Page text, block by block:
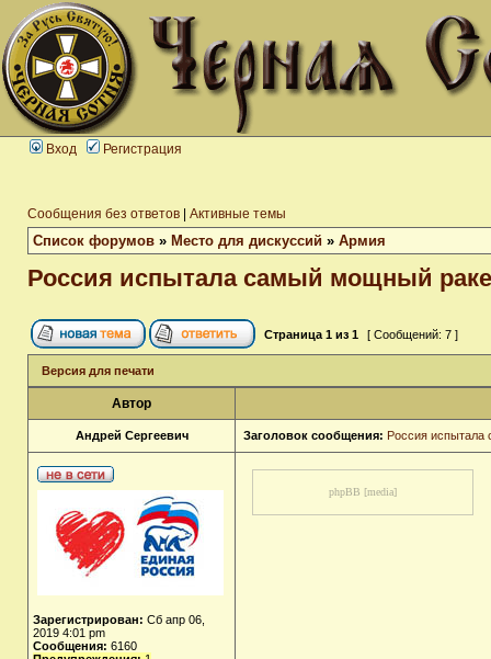
Вход Регистрация
Сообщения без ответов Активные темы
Список форумов » Место для дискуссий » Армия
Россия испытала самый мощный
Страница 1 из 1 [ Сообщений: 7 ]
Версия для печати
Автор
Андрей Сергеевич Заголовок сообщения: Россия
Зарегистрирован: Сб апр 06,
2019 4:01 pm
Сообщения: 6160
phpBB [media]